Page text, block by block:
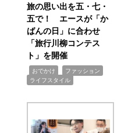
旅の思い出を五・七・
五で！ エースが「か
ばんの日」に合わせ
「旅行川柳コンテス
ト」を開催
おでかけ ファッション
ライフスタイル